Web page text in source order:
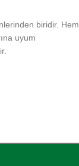
biridir. Hem
uyum